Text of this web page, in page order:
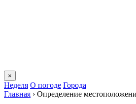
×
Неделя О погоде Города
Главная › Определение